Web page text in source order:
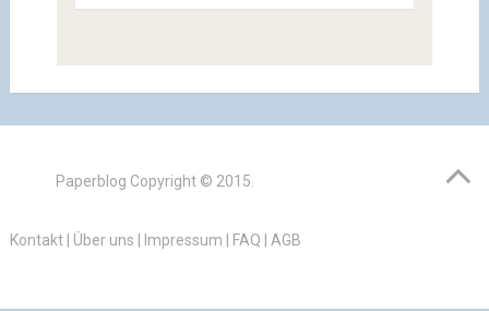
Paperblog Copyright © 2015.
Kontakt| Über uns Impressum FAQ AGB